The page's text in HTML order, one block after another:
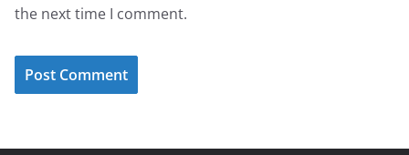
the next time I comment.